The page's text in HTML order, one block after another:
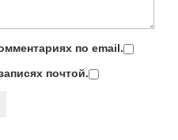
по email.
почтой.